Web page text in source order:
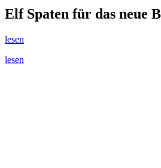
Elf Spaten für das neue
lesen
lesen